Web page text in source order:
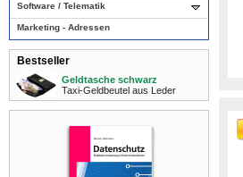
Software / Telematik
Marketing - Adressen
Bestseller
Geldtasche schwarz
Taxi-Geldbeutel aus Leder